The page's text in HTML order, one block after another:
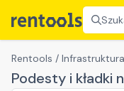
Rentools / Infrastruktura
Podesty i kładki